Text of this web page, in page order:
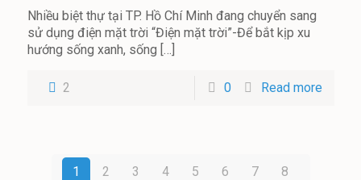
Nhiều biệt thự tại TP. Hồ Chí Minh đang chuyển sang
sử dụng điện mặt trời “Điện mặt trời”-Để bắt kịp xu
hướng sống xanh, sống […]
2 0 Read more
1 2 3 4 5 6 7
8